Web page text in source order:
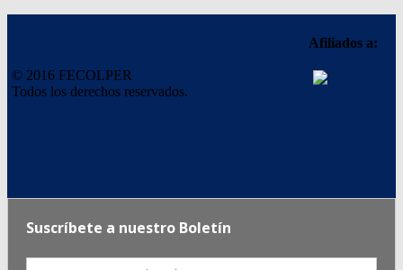
© 2016 FECOLPER
Todos los derechos reservados.
Afiliados a: